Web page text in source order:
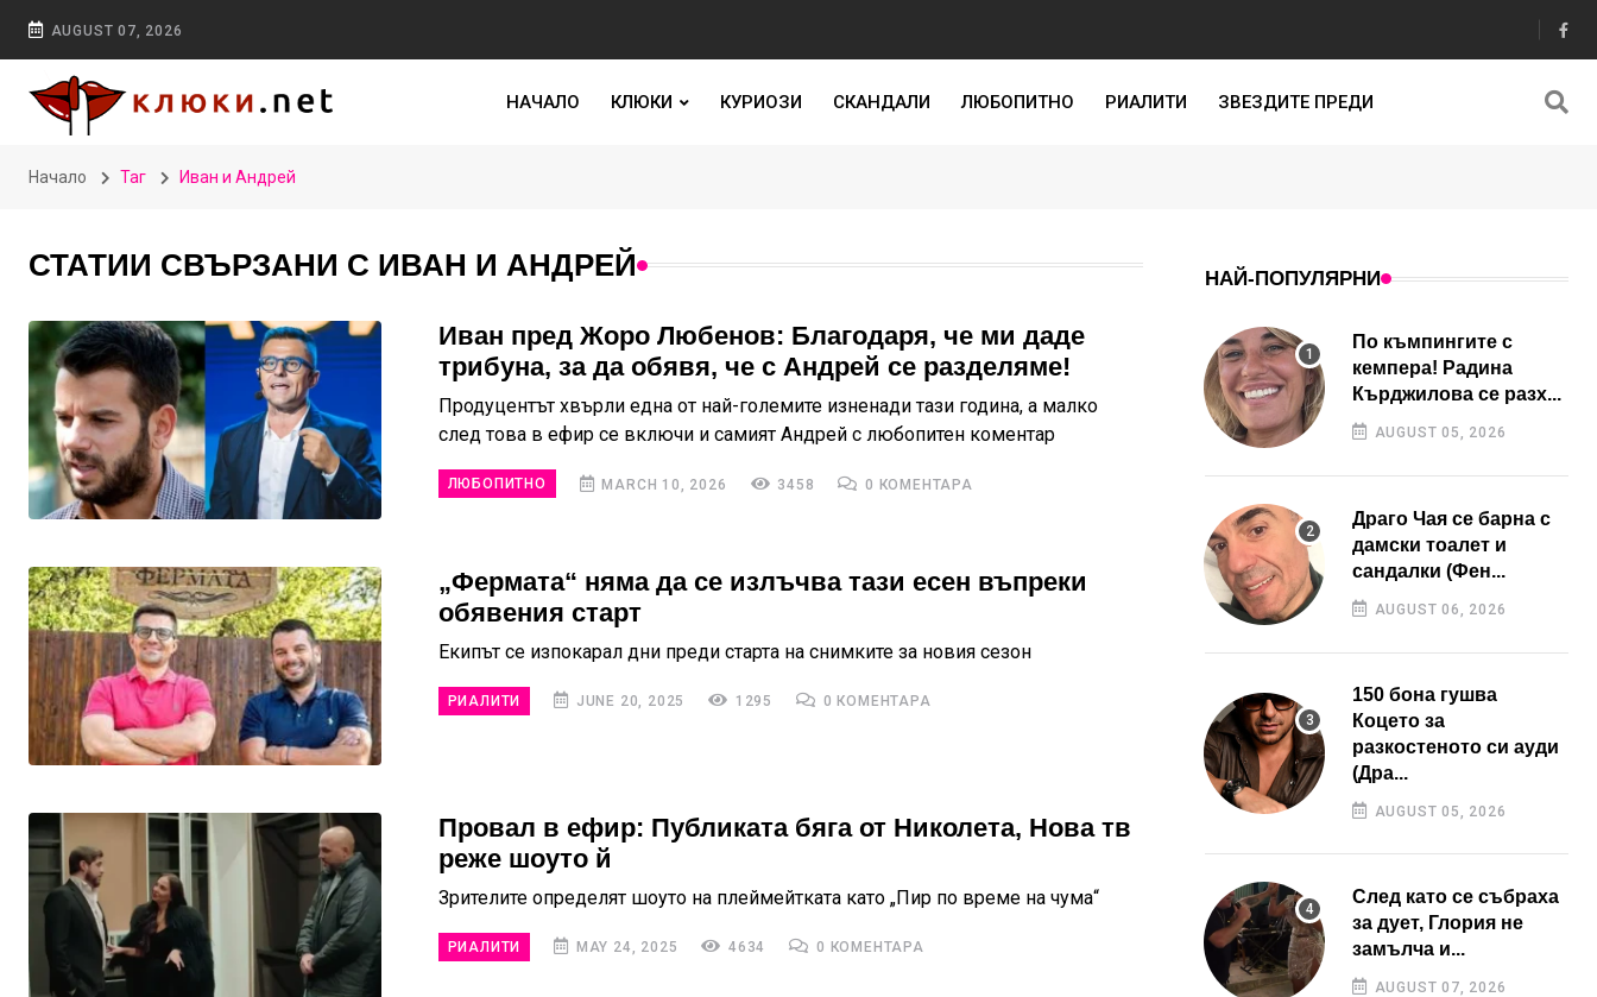
AUGUST 07, 2026
НАЧАЛО КЛЮКИ КУРИОЗИ СКАНДАЛИ ЛЮБОПИТНО РИАЛИТИ ЗВЕЗДИТЕ ПРЕДИ
Начало Таг Иван и Андрей
СТАТИИ СВЪРЗАНИ С ИВАН И АНДРЕЙ
Иван пред Жоро Любенов: Благодаря, че ми даде
трибуна, за да обявя, че с Андрей се разделяме!
Продуцентът хвърли една от най-големите изненади тази година, а малко
след това в ефир се включи и самият Андрей с любопитен коментар
ЛЮБОПИТНО MARCH 10, 2026 3458 0 КОМЕНТАРА
„Фермата“ няма да се излъчва тази есен въпреки
обявения старт
Екипът се изпокарал дни преди старта на снимките за новия сезон
РИАЛИТИ JUNE 20, 2025 1295 0 КОМЕНТАРА
Провал в ефир: Публиката бяга от Николета, Нова тв
реже шоуто й
Зрителите определят шоуто на плеймейтката като „Пир по време на чума“
РИАЛИТИ MAY 24, 2025 4634 0 КОМЕНТАРА
НАЙ-ПОПУЛЯРНИ
По къмпингите с
кемпера! Радина
Кърджилова се разх...
AUGUST 05, 2026
Драго Чая се барна с
дамски тоалет и
сандалки (Фен...
AUGUST 06, 2026
150 бона гушва
Коцето за
разкостеното си ауди
(Дра...
AUGUST 05, 2026
След като се събраха
за дует, Глория не
замълча и...
AUGUST 07, 2026